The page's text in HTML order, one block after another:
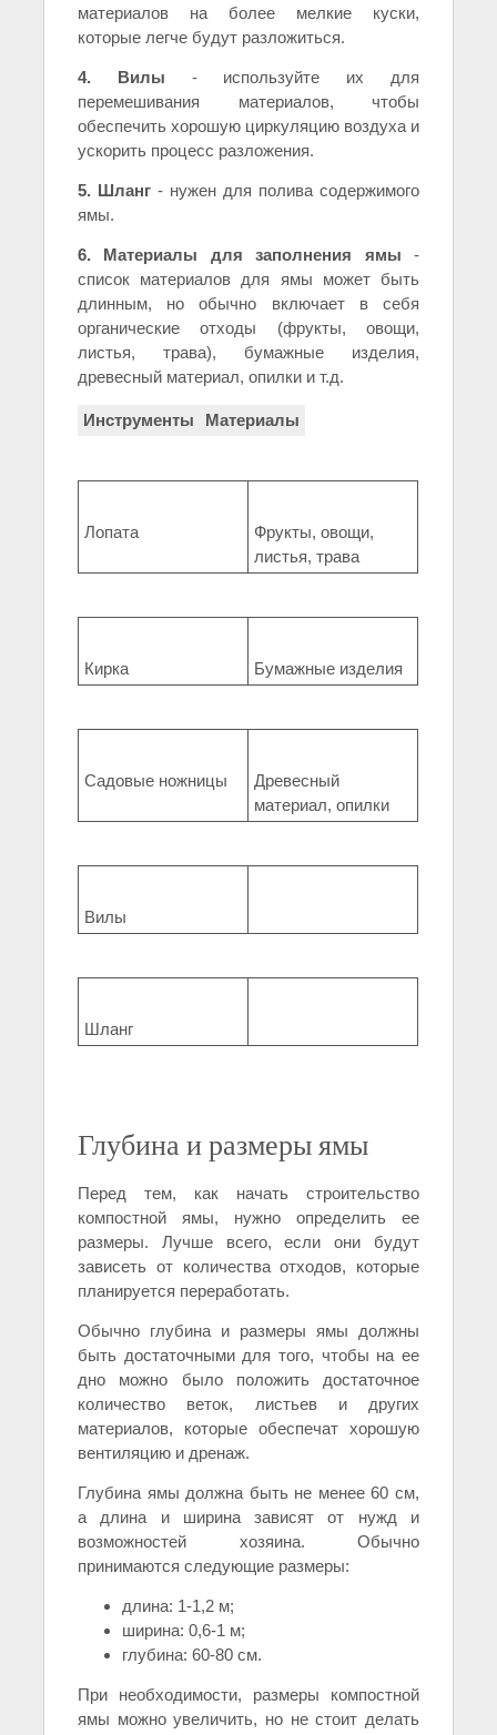
материалов на более мелкие куски,
которые легче будут разложиться.
4. Вилы - используйте их для
перемешивания материалов, чтобы
обеспечить хорошую циркуляцию воздуха и
ускорить процесс разложения.
5. Шланг - нужен для полива содержимого
ямы.
6. Материалы для заполнения ямы -
список материалов для ямы может быть
длинным, но обычно включает в себя
органические отходы (фрукты, овощи,
листья, трава), бумажные изделия,
древесный материал, опилки и т.д.
Инструменты Материалы
Лопата
Фрукты, овощи,
листья, трава
Кирка Бумажные изделия
Садовые ножницы
Древесный
материал, опилки
Вилы
Шланг
Глубина и размеры ямы
Перед тем, как начать строительство
компостной ямы, нужно определить ее
размеры. Лучше всего, если они будут
зависеть от количества отходов, которые
планируется переработать.
Обычно глубина и размеры ямы должны
быть достаточными для того, чтобы на ее
дно можно было положить достаточное
количество веток, листьев и других
материалов, которые обеспечат хорошую
вентиляцию и дренаж.
Глубина ямы должна быть не менее 60 см,
а длина и ширина зависят от нужд и
возможностей хозяина. Обычно
принимаются следующие размеры:
длина: 1-1,2 м;
ширина: 0,6-1 м;
глубина: 60-80 см.
При необходимости, размеры компостной
ямы можно увеличить, но не стоит делать